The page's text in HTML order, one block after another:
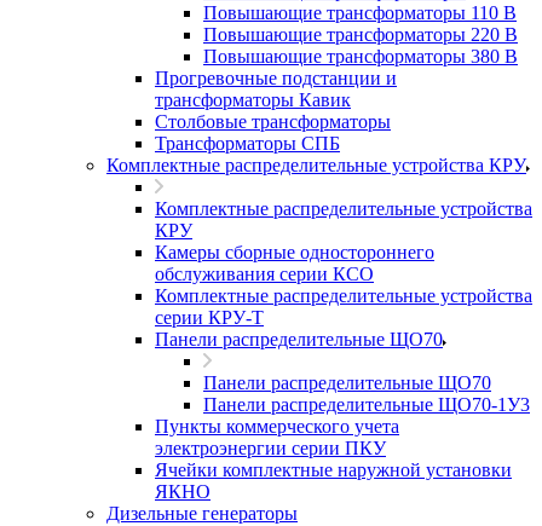
Повышающие трансформаторы 110 В
Повышающие трансформаторы 220 В
Повышающие трансформаторы 380 В
Прогревочные подстанции и
трансформаторы Кавик
Столбовые трансформаторы
Трансформаторы СПБ
Комплектные распределительные устройства КРУ
Комплектные распределительные устройства
КРУ
Камеры сборные одностороннего
обслуживания серии КСО
Комплектные распределительные устройства
серии КРУ-Т
Панели распределительные ЩО70
Панели распределительные ЩО70
Панели распределительные ЩО70-1У3
Пункты коммерческого учета
электроэнергии серии ПКУ
Ячейки комплектные наружной установки
ЯКНО
Дизельные генераторы